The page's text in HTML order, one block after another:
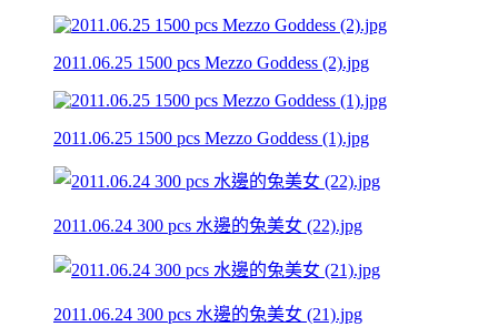
2011.06.25 1500 pcs Mezzo Goddess (2).jpg
2011.06.25 1500 pcs Mezzo Goddess (1).jpg
2011.06.24 300 pcs 水邊的兔美女 (22).jpg
2011.06.24 300 pcs 水邊的兔美女 (21).jpg